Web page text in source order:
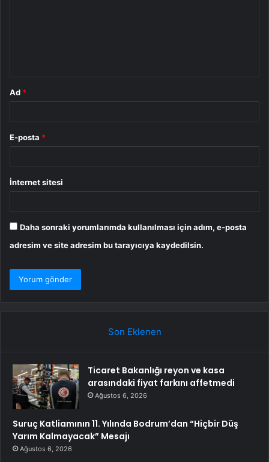
Ad *
E-posta *
İnternet sitesi
Daha sonraki yorumlarımda kullanılması için adım, e-posta
adresim ve site adresim bu tarayıcıya kaydedilsin.
Son Eklenen
Ticaret Bakanlığı reyon ve kasa
arasındaki fiyat farkını affetmedi
Ağustos 6, 2026
Suruç Katliamının 11. Yılında Bodrum’dan “Hiçbir Düş
Yarım Kalmayacak” Mesajı
Ağustos 6, 2026